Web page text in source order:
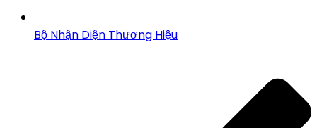
Bộ Nhận Diện Thương Hiệu